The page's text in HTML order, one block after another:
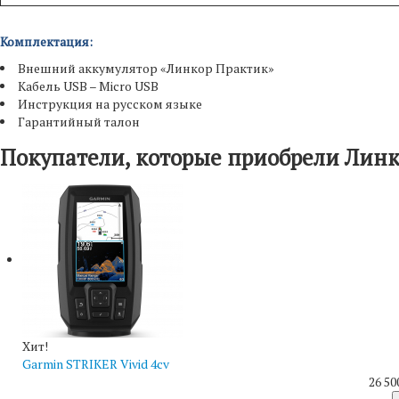
Комплектация:
Внешний аккумулятор «Линкор Практик»
Кабель USB – Micro USB
Инструкция на русском языке
Гарантийный талон
Покупатели, которые приобрели
Хит!
Garmin STRIKER Vivid 4cv
26